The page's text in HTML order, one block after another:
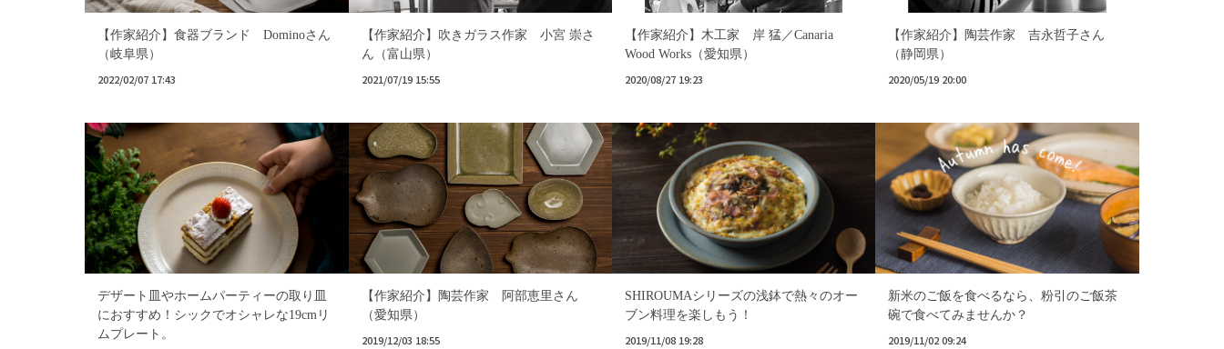
【作家紹介】食器ブランド Dominoさん
（岐阜県）
2022/02/07 17:43
【作家紹介】吹きガラス作家 小宮 崇さ
ん（富山県）
2021/07/19 15:55
【作家紹介】木工家 岸 猛／Canaria
Wood Works（愛知県）
2020/08/27 19:23
【作家紹介】陶芸作家 吉永哲子さん
（静岡県）
2020/05/19 20:00
デザート皿やホームパーティーの取り皿
におすすめ！シックでオシャレな19cmリ
ムプレート。
【作家紹介】陶芸作家 阿部恵里さん
（愛知県）
2019/12/03 18:55
SHIROUMAシリーズの浅鉢で熱々のオー
ブン料理を楽しもう！
2019/11/08 19:28
新米のご飯を食べるなら、粉引のご飯茶
碗で食べてみませんか？
2019/11/02 09:24